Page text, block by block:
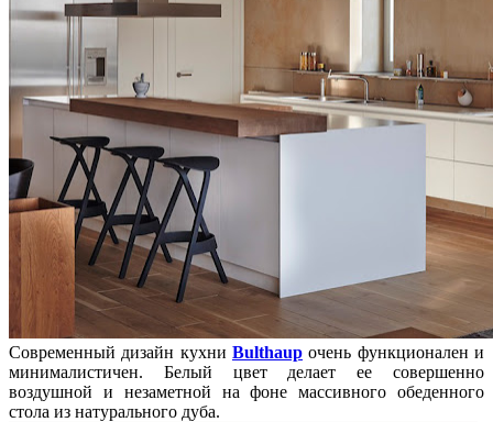
Современный дизайн кухни Bulthaup очень функционален и
минималистичен. Белый цвет делает ее совершенно
воздушной и незаметной на фоне массивного обеденного
стола из натурального дуба.